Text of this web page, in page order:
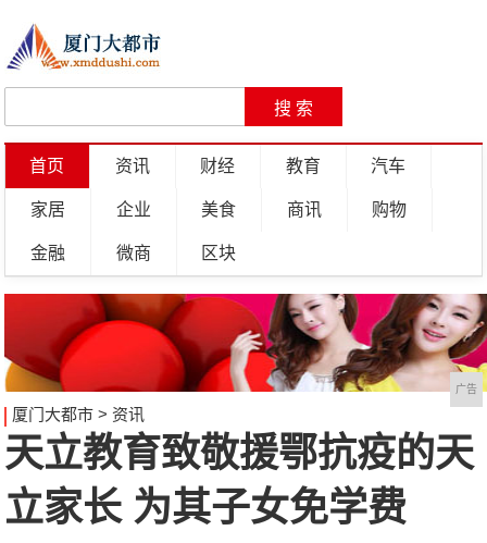
首页 资讯 财经 教育 汽车
家居 企业 美食 商讯 购物
金融 微商 区块
广告
厦门大都市> 资讯
天立教育致敬援鄂抗疫的天
立家长 为其子女免学费